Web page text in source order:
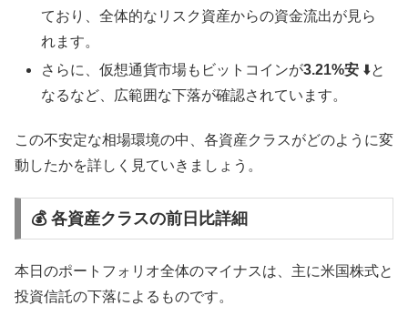
ており、全体的なリスク資産からの資金流出が見ら
れます。
さらに、仮想通貨市場もビットコインが3.21%安 ⬇️と
なるなど、広範囲な下落が確認されています。
この不安定な相場環境の中、各資産クラスがどのように変
動したかを詳しく見ていきましょう。
💰 各資産クラスの前日比詳細
本日のポートフォリオ全体のマイナスは、主に米国株式と
投資信託の下落によるものです。